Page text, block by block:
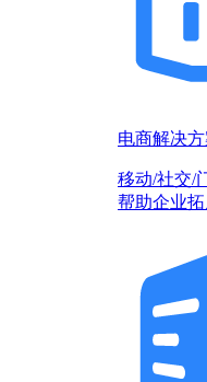
电商解决
移动/社交/
帮助企业